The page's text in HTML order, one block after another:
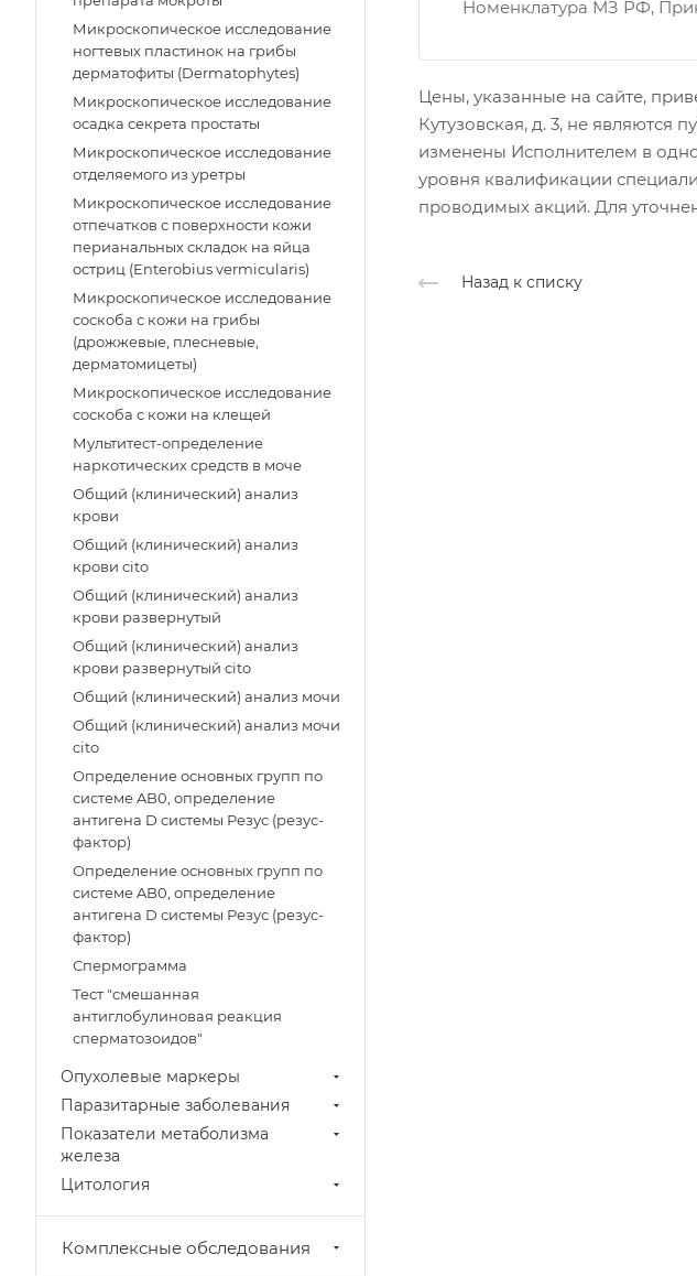
Номенклатура МЗ РФ,
Цены, указанные на сайте,
Кутузовская, д. 3, не
изменены Исполнителем в
уровня квалификации
проводимых акций. Для
Назад к списку
Микроскопическое исследование
ногтевых пластинок на грибы
дерматофиты (Dermatophytes)
Микроскопическое исследование
осадка секрета простаты
Микроскопическое исследование
отделяемого из уретры
Микроскопическое исследование
отпечатков с поверхности кожи
перианальных складок на яйца
остриц (Enterobius vermicularis)
Микроскопическое исследование
соскоба с кожи на грибы
(дрожжевые, плесневые,
дерматомицеты)
Микроскопическое исследование
соскоба с кожи на клещей
Мультитест-определение
наркотических средств в моче
Общий (клинический) анализ
крови
Общий (клинический) анализ
крови cito
Общий (клинический) анализ
крови развернутый
Общий (клинический) анализ
крови развернутый cito
Общий (клинический) анализ мочи
Общий (клинический) анализ мочи
cito
Определение основных групп по
системе AB0, определение
антигена D системы Резус (резус-
фактор)
Определение основных групп по
системе AB0, определение
антигена D системы Резус (резус-
фактор)
Спермограмма
Тест "смешанная
антиглобулиновая реакция
сперматозоидов"
Опухолевые маркеры
Паразитарные заболевания
Показатели метаболизма
железа
Цитология
Комплексные обследования